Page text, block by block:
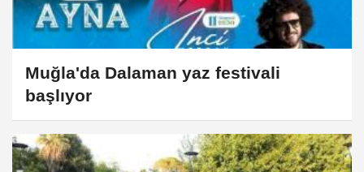
Muğla'da Dalaman yaz festivali
başlıyor